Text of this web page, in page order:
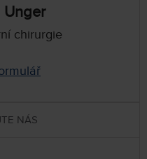
Unger
chirurgie
NÁS